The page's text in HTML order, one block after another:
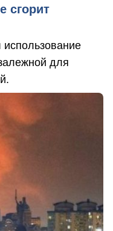
сгорит
для